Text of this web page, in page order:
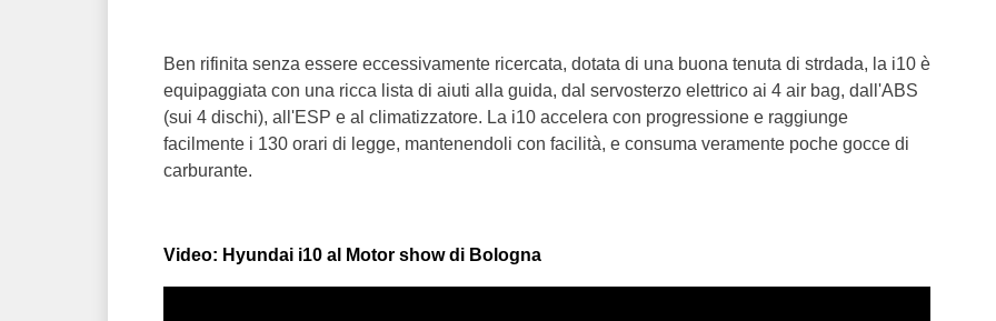
Ben rifinita senza essere eccessivamente ricercata, dotata di una buona tenuta di strdada, la i10 è
equipaggiata con una ricca lista di aiuti alla guida, dal servosterzo elettrico ai 4 air bag, dall'ABS
(sui 4 dischi), all'ESP e al climatizzatore. La i10 accelera con progressione e raggiunge
facilmente i 130 orari di legge, mantenendoli con facilità, e consuma veramente poche gocce di
carburante.
Video: Hyundai i10 al Motor show di Bologna